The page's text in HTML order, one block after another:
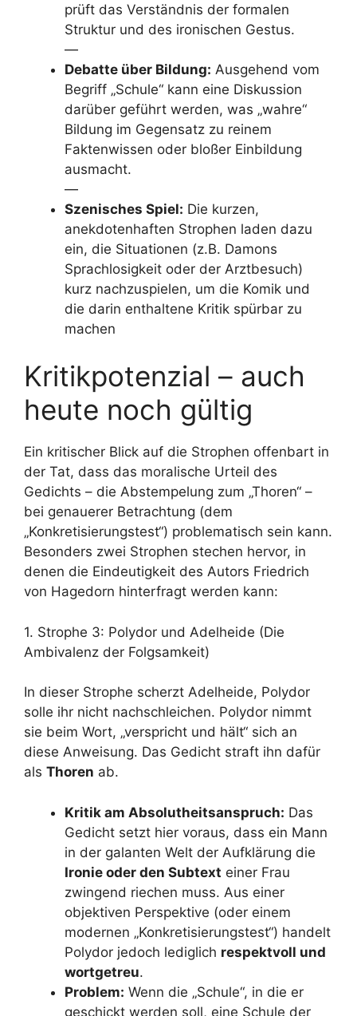
prüft das Verständnis der formalen
Struktur und des ironischen Gestus.
—
Debatte über Bildung: Ausgehend vom
Begriff „Schule“ kann eine Diskussion
darüber geführt werden, was „wahre“
Bildung im Gegensatz zu reinem
Faktenwissen oder bloßer Einbildung
ausmacht.
—
Szenisches Spiel: Die kurzen,
anekdotenhaften Strophen laden dazu
ein, die Situationen (z.B. Damons
Sprachlosigkeit oder der Arztbesuch)
kurz nachzuspielen, um die Komik und
die darin enthaltene Kritik spürbar zu
machen
Kritikpotenzial – auch
heute noch gültig
Ein kritischer Blick auf die Strophen offenbart in
der Tat, dass das moralische Urteil des
Gedichts – die Abstempelung zum „Thoren“ –
bei genauerer Betrachtung (dem
„Konkretisierungstest“) problematisch sein kann.
Besonders zwei Strophen stechen hervor, in
denen die Eindeutigkeit des Autors Friedrich
von Hagedorn hinterfragt werden kann:
1. Strophe 3: Polydor und Adelheide (Die
Ambivalenz der Folgsamkeit)
In dieser Strophe scherzt Adelheide, Polydor
solle ihr nicht nachschleichen. Polydor nimmt
sie beim Wort, „verspricht und hält“ sich an
diese Anweisung. Das Gedicht straft ihn dafür
als Thoren ab.
Kritik am Absolutheitsanspruch: Das
Gedicht setzt hier voraus, dass ein Mann
in der galanten Welt der Aufklärung die
Ironie oder den Subtext einer Frau
zwingend riechen muss. Aus einer
objektiven Perspektive (oder einem
modernen „Konkretisierungstest“) handelt
Polydor jedoch lediglich respektvoll und
wortgetreu.
Problem: Wenn die „Schule“, in die er
geschickt werden soll, eine Schule der